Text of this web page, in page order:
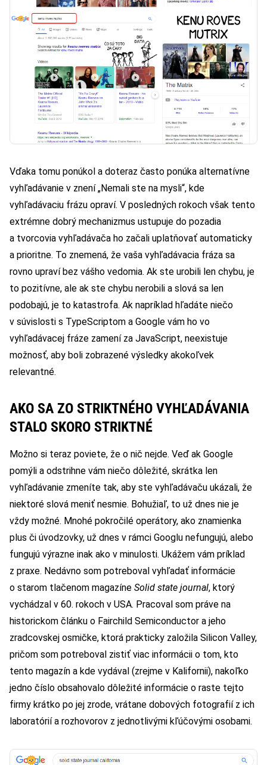
Vďaka tomu ponúkol a doteraz často ponúka alternatívne
vyhľadávanie v znení „Nemali ste na mysli“, kde
vyhľadávaciu frázu opraví. V posledných rokoch však tento
extrémne dobrý mechanizmus ustupuje do pozadia
a tvorcovia vyhľadávača ho začali uplatňovať automaticky
a prioritne. To znemená, že vaša vyhľadávacia fráza sa
rovno upraví bez vášho vedomia. Ak ste urobili len chybu, je
to pozitívne, ale ak ste chybu nerobili a slová sa len
podobajú, je to katastrofa. Ak napríklad hľadáte niečo
v súvislosti s TypeScriptom a Google vám ho vo
vyhľadávacej fráze zamení za JavaScript, neexistuje
možnosť, aby boli zobrazené výsledky akokoľvek
relevantné.
AKO SA ZO STRIKTNÉHO VYHĽADÁVANIA
STALO SKORO STRIKTNÉ
Možno si teraz poviete, že o nič nejde. Veď ak Google
pomýli a odstrihne vám niečo dôležité, skrátka len
vyhľadávanie zmeníte tak, aby ste vyhľadávaču ukázali, že
niektoré slová meniť nesmie. Bohužiaľ, to už dnes nie je
vždy možné. Mnohé pokročilé operátory, ako znamienka
plus či úvodzovky, už dnes v rámci Googlu nefungujú, alebo
fungujú výrazne inak ako v minulosti. Ukážem vám príklad
z praxe. Nedávno som potreboval vyhľadať informácie
o starom tlačenom magazíne Solid state journal, ktorý
vychádzal v 60. rokoch v USA. Pracoval som práve na
historickom článku o Fairchild Semiconductor a jeho
zradcovskej osmičke, ktorá prakticky založila Silicon Valley,
pričom som potreboval zistiť viac informácii o tom, kto
tento magazín a kde vydával (zrejme v Kalifornii), nakoľko
jedno číslo obsahovalo dôležité informácie o raste tejto
firmy krátko po jej zrode, vrátane dobových fotografií z ich
laboratórií a rozhovorov z jednotlivými kľúčovými osobami.